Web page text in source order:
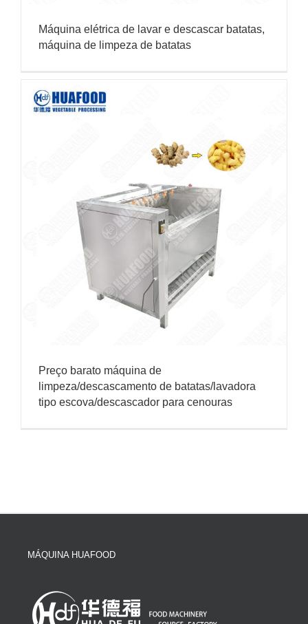
Máquina elétrica de lavar e descascar batatas,
máquina de limpeza de batatas
Preço barato máquina de
limpeza/descascamento de batatas/lavadora
tipo escova/descascador para cenouras
MÁQUINA HUAFOOD